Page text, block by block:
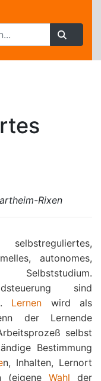
Rixen
autonomes,
sind
Lernen wird als
der Lernende
selbst
Bestimmung
n, Inhalten, Lernort
(eigene Wahl der